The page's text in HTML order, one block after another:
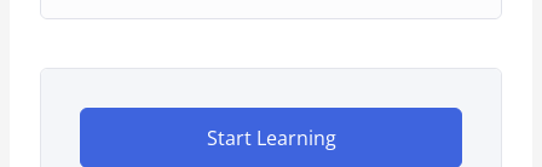
Start Learning